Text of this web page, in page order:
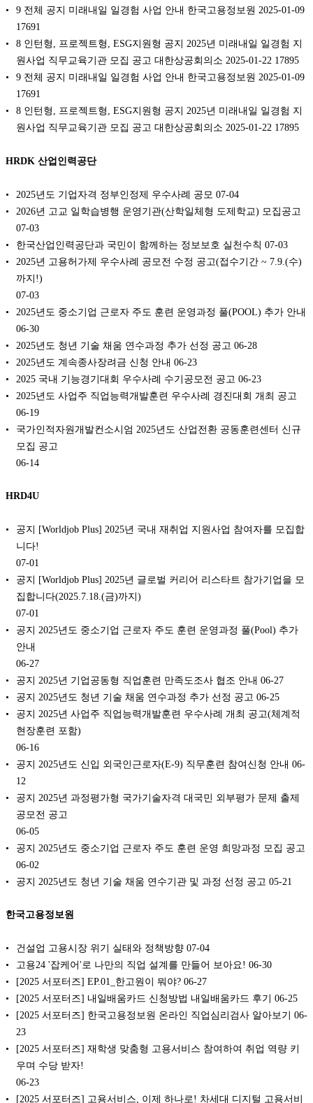
9 전체 공지 미래내일 일경험 사업 안내 한국고용정보원 2025-01-09
17691
8 인턴형, 프로젝트형, ESG지원형 공지 2025년 미래내일 일경험 지
원사업 직무교육기관 모집 공고 대한상공회의소 2025-01-22 17895
9 전체 공지 미래내일 일경험 사업 안내 한국고용정보원 2025-01-09
17691
8 인턴형, 프로젝트형, ESG지원형 공지 2025년 미래내일 일경험 지
원사업 직무교육기관 모집 공고 대한상공회의소 2025-01-22 17895
HRDK 산업인력공단
2025년도 기업자격 정부인정제 우수사례 공모 07-04
2026년 고교 일학습병행 운영기관(산학일체형 도제학교) 모집공고
07-03
한국산업인력공단과 국민이 함께하는 정보보호 실천수칙 07-03
2025년 고용허가제 우수사례 공모전 수정 공고(접수기간 ~ 7.9.(수)
까지!)
07-03
2025년도 중소기업 근로자 주도 훈련 운영과정 풀(POOL) 추가 안내
06-30
2025년도 청년 기술 채움 연수과정 추가 선정 공고 06-28
2025년도 계속종사장려금 신청 안내 06-23
2025 국내 기능경기대회 우수사례 수기공모전 공고 06-23
2025년도 사업주 직업능력개발훈련 우수사례 경진대회 개최 공고
06-19
국가인적자원개발컨소시엄 2025년도 산업전환 공동훈련센터 신규
모집 공고
06-14
HRD4U
공지 [Worldjob Plus] 2025년 국내 재취업 지원사업 참여자를 모집합
니다!
07-01
공지 [Worldjob Plus] 2025년 글로벌 커리어 리스타트 참가기업을 모
집합니다(2025.7.18.(금)까지)
07-01
공지 2025년도 중소기업 근로자 주도 훈련 운영과정 풀(Pool) 추가
안내
06-27
공지 2025년 기업공동형 직업훈련 만족도조사 협조 안내 06-27
공지 2025년도 청년 기술 채움 연수과정 추가 선정 공고 06-25
공지 2025년 사업주 직업능력개발훈련 우수사례 개최 공고(체계적
현장훈련 포함)
06-16
공지 2025년도 신입 외국인근로자(E-9) 직무훈련 참여신청 안내 06-
12
공지 2025년 과정평가형 국가기술자격 대국민 외부평가 문제 출제
공모전 공고
06-05
공지 2025년도 중소기업 근로자 주도 훈련 운영 희망과정 모집 공고
06-02
공지 2025년도 청년 기술 채움 연수기관 및 과정 선정 공고 05-21
한국고용정보원
건설업 고용시장 위기 실태와 정책방향 07-04
고용24 '잡케어'로 나만의 직업 설계를 만들어 보아요! 06-30
[2025 서포터즈] EP.01_한고원이 뭐야? 06-27
[2025 서포터즈] 내일배움카드 신청방법 내일배움카드 후기 06-25
[2025 서포터즈] 한국고용정보원 온라인 직업심리검사 알아보기 06-
23
[2025 서포터즈] 재학생 맞춤형 고용서비스 참여하여 취업 역량 키
우며 수당 받자!
06-23
[2025 서포터즈] 고용서비스, 이제 하나로! 차세대 디지털 고용서비